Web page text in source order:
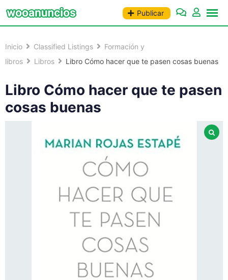
Saltar
Publicar
Inicio Classified Listings
Formación y
libros
Libros Libro Cómo hacer que te pasen cosas buenas
Libro Cómo hacer que te pasen
cosas buenas